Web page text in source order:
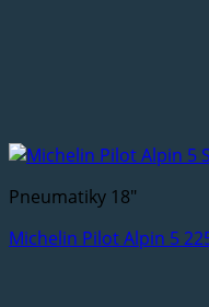
Pneumatiky 18"
Michelin Pilot Alpin 5